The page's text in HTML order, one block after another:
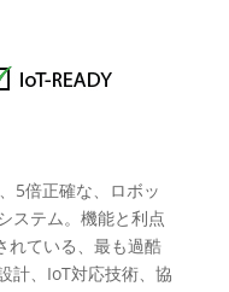
5倍正確な、ロボッ
ステム。機能と利点
れている、最も過酷
計、IoT対応技術、協